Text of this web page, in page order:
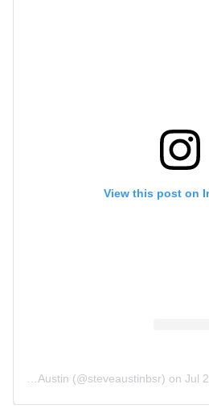
View this post on
A post shared by Steve Austin (@steveaustinbsr) on Jul